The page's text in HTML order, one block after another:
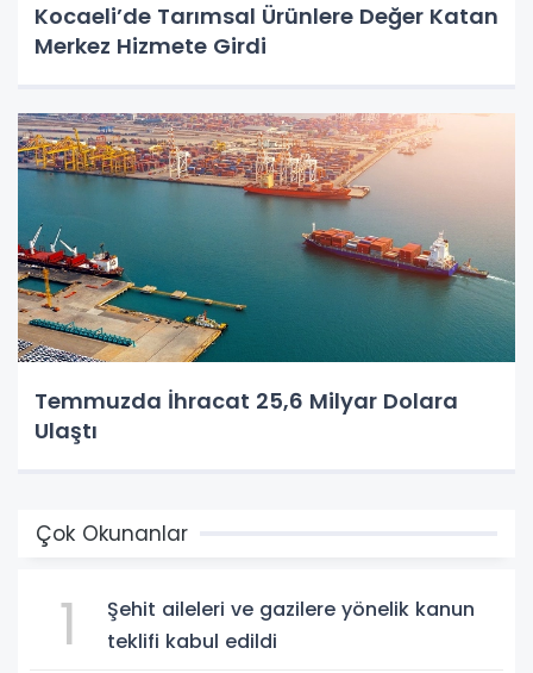
Kocaeli’de Tarımsal Ürünlere Değer Katan
Merkez Hizmete Girdi
Temmuzda İhracat 25,6 Milyar Dolara
Ulaştı
Çok Okunanlar
1
Şehit aileleri ve gazilere yönelik kanun
teklifi kabul edildi